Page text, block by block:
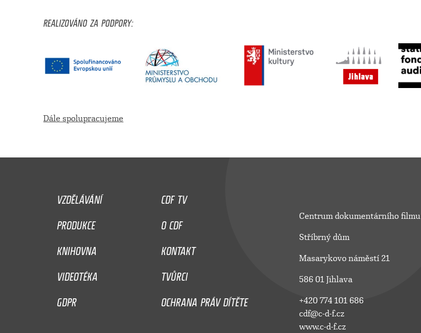
REALIZOVÁNO ZA PODPORY:
Dále spolupracujeme
VZDĚLÁVÁNÍ
CDF TV
PRODUKCE
O CDF
KNIHOVNA
KONTAKT
VIDEOTÉKA
TVŮRCI
GDPR
OCHRANA PRÁV DÍTĚTE
Centrum dokumentárního filmu
Stříbrný dům
Masarykovo náměstí 21
586 01 Jihlava
+420 774 101 686
cdf@c-d-f.cz
www.c-d-f.cz